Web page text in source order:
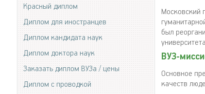
Московский
был
ВУЗ-
Основное
качеств
Красный диплом
Диплом для иностранцев
Диплом кандидата наук
Диплом доктора наук
Заказать диплом ВУЗа / цены
Диплом с проводкой